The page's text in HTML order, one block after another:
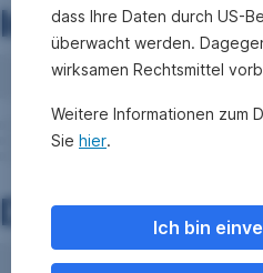
Investment-
Dokumente
dass Ihre Daten durch US-
überwacht werden.
wirksamen Rechtsmittel
Weitere Informationen zum
Sie hier.
Ich bin